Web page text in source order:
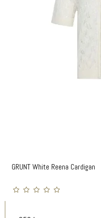
GRUNT White Reena Cardigan